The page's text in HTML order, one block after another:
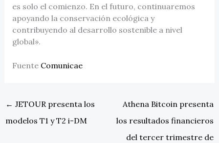
es solo el comienzo. En el futuro, continuaremos
apoyando la conservación ecológica y
contribuyendo al desarrollo sostenible a nivel
global».
Fuente Comunicae
← JETOUR presenta los
modelos T1 y T2 i-DM
Athena Bitcoin presenta
los resultados financieros
del tercer trimestre de